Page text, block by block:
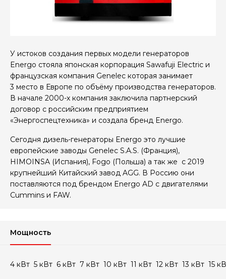
У истоков создания первых модели генераторов
Energo стояла японская корпорация Sawafuji Electric и
французская компания Genelec которая занимает
3 место в Европе по объёму производства генераторов.
В начале 2000-х компания заключила партнерский
договор с российским предприятием
«Энергоспецтехника» и создала бренд Energo.
Сегодня дизель-генераторы Energo это лучшие
европейские заводы Genelec S.A.S. (Франция),
HIMOINSA (Испания), Fogo (Польша) а так же с 2019
крупнейший Китайский завод AGG. В Россию они
поставляются под брендом Energo AD с двигателями
Cummins и FAW.
Мощность
4 кВт 5 кВт 6 кВт 7 кВт 10 кВт 11 кВт 12 кВт 13 кВт 15